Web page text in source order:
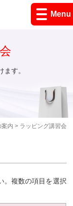
Menu
内 > ラッピング講習会
す。
。複数の項目を選択